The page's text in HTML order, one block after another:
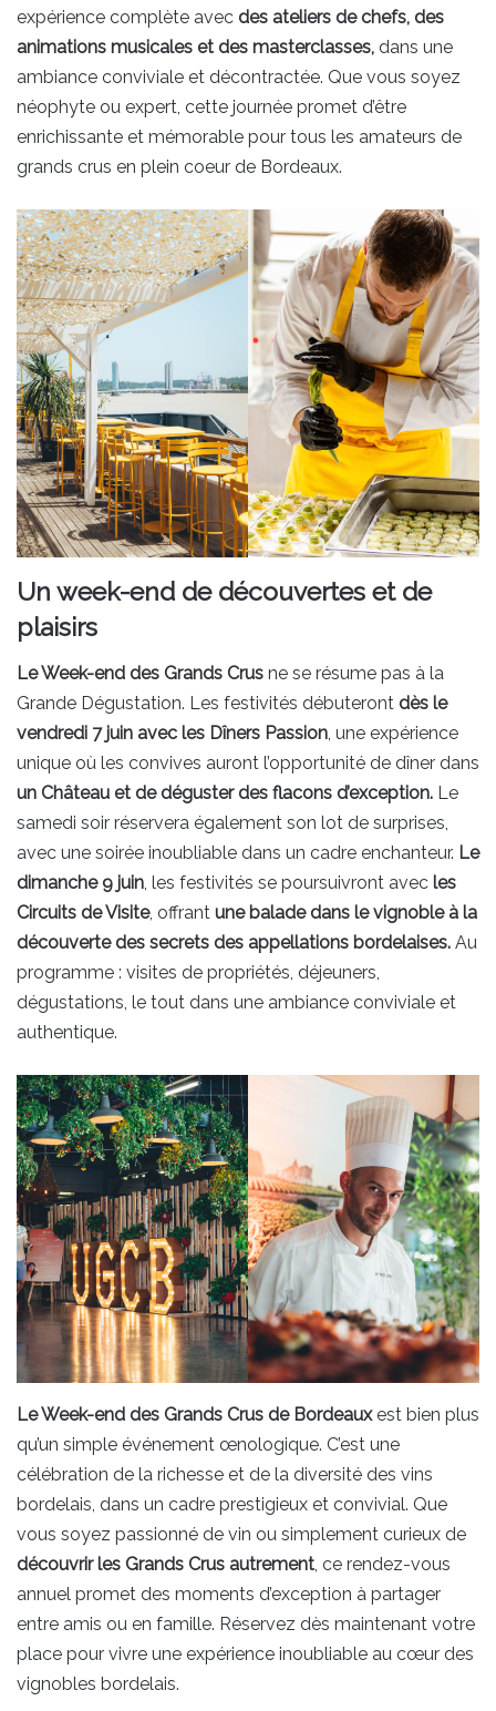
expérience complète avec des ateliers de chefs, des
animations musicales et des masterclasses, dans une
ambiance conviviale et décontractée. Que vous soyez
néophyte ou expert, cette journée promet d’être
enrichissante et mémorable pour tous les amateurs de
grands crus en plein coeur de Bordeaux.
Un week-end de découvertes et de
plaisirs
Le Week-end des Grands Crus ne se résume pas à la
Grande Dégustation. Les festivités débuteront dès le
vendredi 7 juin avec les Dîners Passion , une expérience
unique où les convives auront l’opportunité de dîner dans
un Château et de déguster des flacons d’exception. Le
samedi soir réservera également son lot de surprises,
avec une soirée inoubliable dans un cadre enchanteur. Le
dimanche 9 juin , les festivités se poursuivront avec les
Circuits de Visite, offrant une balade dans le vignoble à la
découverte des secrets des appellations bordelaises. Au
programme : visites de propriétés, déjeuners,
dégustations, le tout dans une ambiance conviviale et
authentique.
Le Week-end des Grands Crus de Bordeauxest bien plus
qu’un simple événement œnologique. C’est une
célébration de la richesse et de la diversité des vins
bordelais, dans un cadre prestigieux et convivial. Que
vous soyez passionné de vin ou simplement curieux de
découvrir les Grands Crus autrement, ce rendez-vous
annuel promet des moments d’exception à partager
entre amis ou en famille. Réservez dès maintenant votre
place pour vivre une expérience inoubliable au cœur des
vignobles bordelais.